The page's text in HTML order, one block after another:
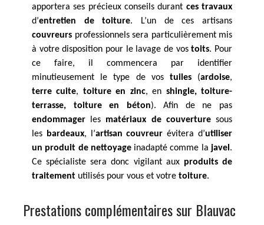
apportera ses précieux conseils durant ces travaux
d’entretien de toiture. L’un de ces artisans
couvreurs professionnels sera particulièrement mis
à votre disposition pour le lavage de vostoits. Pour
ce faire, il commencera par identifier
minutieusement le type de vos tuiles(ardoise,
terre cuite, toiture en zinc, en shingle, toiture-
terrasse, toiture en béton). Afin de ne pas
endommager les matériaux de couverturesous
les bardeaux, l’artisan couvreurévitera d’utiliser
un produit de nettoyageinadapté comme lajavel .
Ce spécialiste sera donc vigilant aux produits de
traitement utilisés pour vous et votre toiture.
Prestations complémentaires sur Blauvac